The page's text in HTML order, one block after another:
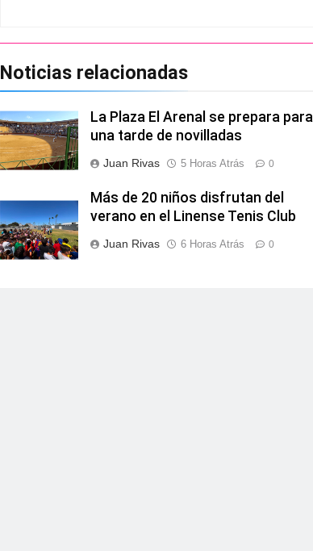
Noticias relacionadas
La Plaza El Arenal se prepara para
una tarde de novilladas
Juan Rivas 5 Horas Atrás 0
Más de 20 niños disfrutan del
verano en el Linense Tenis Club
Juan Rivas 6 Horas Atrás 0